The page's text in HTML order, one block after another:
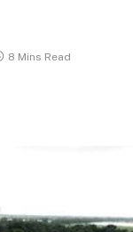
8 Mins Read